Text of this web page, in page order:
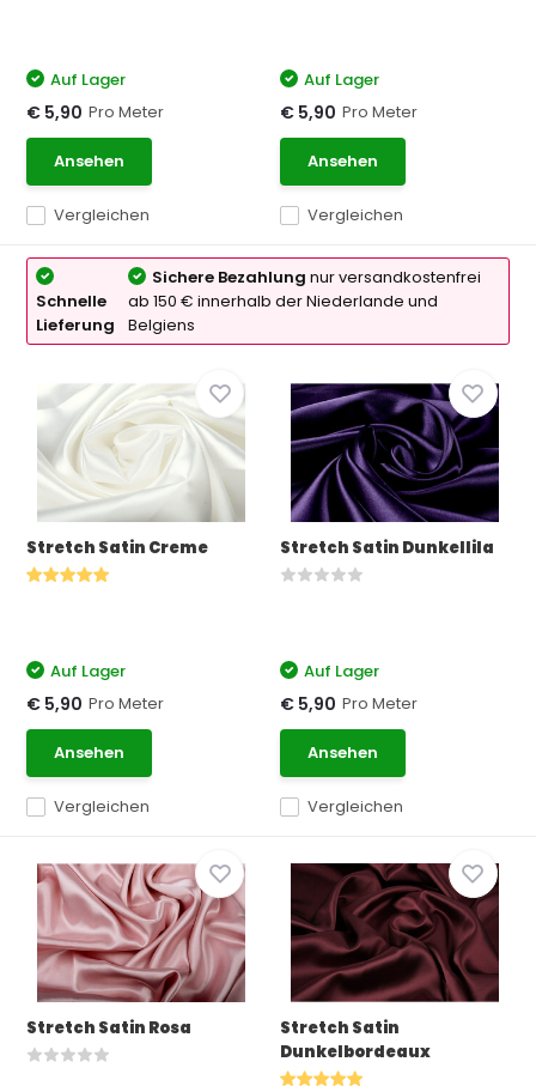
Vergleichen
Auf Lager
€ 5,90 Pro Meter
Ansehen
Vergleichen
Auf Lager
€ 5,90 Pro Meter
Ansehen
Schnelle
Lieferung
Sichere Bezahlung nur versandkostenfrei
ab 150 € innerhalb der Niederlande und
Belgiens
Stretch Satin Creme
Vergleichen
Auf Lager
€ 5,90 Pro Meter
Ansehen
Stretch Satin Dunkellila
Vergleichen
Auf Lager
€ 5,90 Pro Meter
Ansehen
Stretch Satin Rosa
Stretch Satin
Dunkelbordeaux